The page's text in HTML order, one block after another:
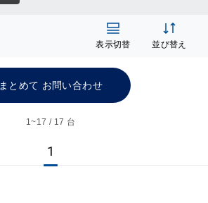
表示切替 並び替え
まとめて お問い合わせ
1~17 / 17 台
1